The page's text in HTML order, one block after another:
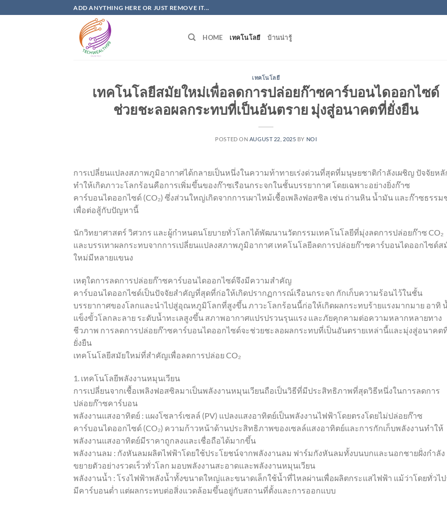
to
ADD ANYTHING HERE OR JUST REMOVE IT...
HOME เทคโนโลยี บ้านน่ารู้
เทคโนโลยี
เทคโนโลยีสมัยใหม่เพื่อลดการปล่อยก๊าซคาร์บอนไดออกไซด์
ช่วยชะลอผลกระทบที่เป็นอันตราย มุ่งสู่อนาคตที่ยั่งยืน
POSTED ON AUGUST 22, 2025 BY NOI
การเปลี่ยนแปลงสภาพภูมิอากาศได้กลายเป็นหนึ่งในความท้าทายเร่งด่วนที่สุดที่มนุษยชาติกำลังเผชิญ ปัจจัยห
ทำให้เกิดภาวะโลกร้อนคือการเพิ่มขึ้นของก๊าซเรือนกระจกในชั้นบรรยากาศ โดยเฉพาะอย่างยิ่งก๊าซ
คาร์บอนไดออกไซด์ (CO₂) ซึ่งส่วนใหญ่เกิดจากการเผาไหม้เชื้อเพลิงฟอสซิล เช่น ถ่านหิน น้ำมัน และก๊าซธรรม
เพื่อต่อสู้กับปัญหานี้
นักวิทยาศาสตร์ วิศวกร และผู้กำหนดนโยบายทั่วโลกได้พัฒนานวัตกรรมเทคโนโลยีที่มุ่งลดการปล่อยก๊าซ CO₂
และบรรเทาผลกระทบจากการเปลี่ยนแปลงสภาพภูมิอากาศ เทคโนโลยีลดการปล่อยก๊าซคาร์บอนไดออกไซด์ส
ใหม่มีหลายแขนง
เหตุใดการลดการปล่อยก๊าซคาร์บอนไดออกไซด์จึงมีความสำคัญ
คาร์บอนไดออกไซด์เป็นปัจจัยสำคัญที่สุดที่ก่อให้เกิดปรากฏการณ์เรือนกระจก กักเก็บความร้อนไว้ในชั้น
บรรยากาศของโลกและนำไปสู่อุณหภูมิโลกที่สูงขึ้น ภาวะโลกร้อนนี้ก่อให้เกิดผลกระทบร้ายแรงมากมาย อาทิ
แข็งขั้วโลกละลาย ระดับน้ำทะเลสูงขึ้น สภาพอากาศแปรปรวนรุนแรง และภัยคุกคามต่อความหลากหลายทาง
ชีวภาพ การลดการปล่อยก๊าซคาร์บอนไดออกไซด์จะช่วยชะลอผลกระทบที่เป็นอันตรายเหล่านี้และมุ่งสู่อนาคต
ยั่งยืน
เทคโนโลยีสมัยใหม่ที่สำคัญเพื่อลดการปล่อย CO₂
1. เทคโนโลยีพลังงานหมุนเวียน
การเปลี่ยนจากเชื้อเพลิงฟอสซิลมาเป็นพลังงานหมุนเวียนถือเป็นวิธีที่มีประสิทธิภาพที่สุดวิธีหนึ่งในการลดการ
ปล่อยก๊าซคาร์บอน
พลังงานแสงอาทิตย์ : แผงโซลาร์เซลล์ (PV) แปลงแสงอาทิตย์เป็นพลังงานไฟฟ้าโดยตรงโดยไม่ปล่อยก๊าซ
คาร์บอนไดออกไซด์ (CO₂) ความก้าวหน้าด้านประสิทธิภาพของเซลล์แสงอาทิตย์และการกักเก็บพลังงานทำให้
พลังงานแสงอาทิตย์มีราคาถูกลงและเชื่อถือได้มากขึ้น
พลังงานลม : กังหันลมผลิตไฟฟ้าโดยใช้ประโยชน์จากพลังงานลม ฟาร์มกังหันลมทั้งบนบกและนอกชายฝั่งกำลัง
ขยายตัวอย่างรวดเร็วทั่วโลก มอบพลังงานสะอาดและพลังงานหมุนเวียน
พลังงานน้ำ : โรงไฟฟ้าพลังน้ำทั้งขนาดใหญ่และขนาดเล็กใช้น้ำที่ไหลผ่านเพื่อผลิตกระแสไฟฟ้า แม้ว่าโดยทั่วไป
มีคาร์บอนต่ำ แต่ผลกระทบต่อสิ่งแวดล้อมขึ้นอยู่กับสถานที่ตั้งและการออกแบบ